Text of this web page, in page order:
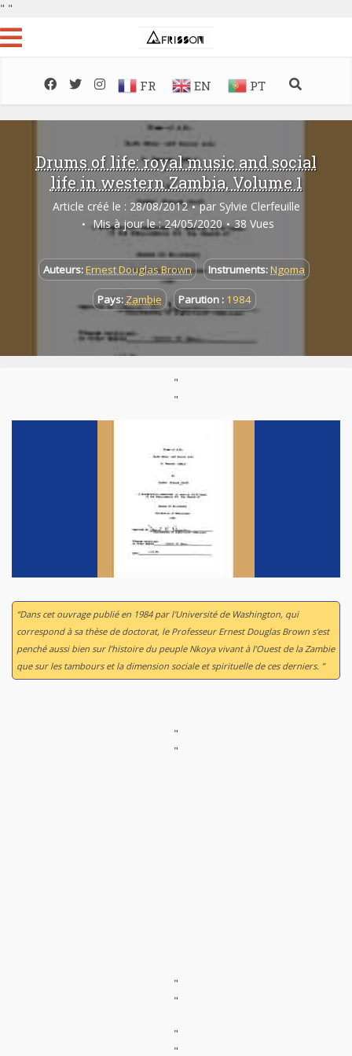
" "
FR EN PT
Drums of life: royal music and social
life in western Zambia, Volume 1
Article créé le : 28/08/2012 par Sylvie Clerfeuille
Mis à jour le : 24/05/2020
38 Vues
Auteurs: Ernest Douglas Brown Instruments: Ngoma
Pays: Zambie Parution : 1984
"
"
“Dans cet ouvrage publié en 1984 par l'Université de Washington, qui
correspond à sa thèse de doctorat, le Professeur Ernest Douglas Brown s’est
penché aussi bien sur l’histoire du peuple Nkoya vivant à l’Ouest de la Zambie
que sur les tambours et la dimension sociale et spirituelle de ces derniers. ”
"
"
"
"
"
"